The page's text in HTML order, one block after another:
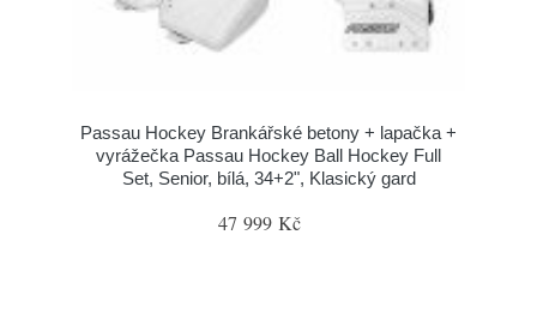
Passau Hockey Brankářské betony + lapačka +
vyrážečka Passau Hockey Ball Hockey Full
Set, Senior, bílá, 34+2", Klasický gard
47 999 Kč